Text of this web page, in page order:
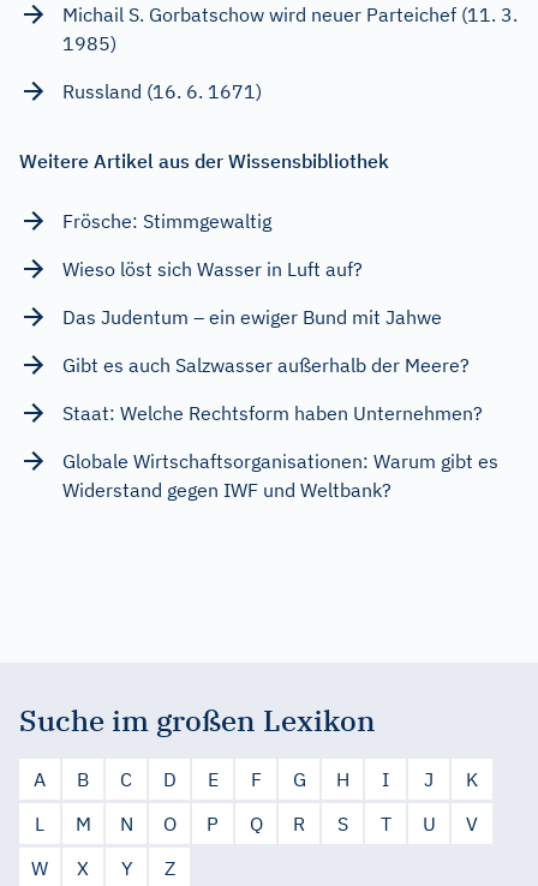
Michail S. Gorbatschow wird neuer Parteichef (11. 3.
1985)
Russland (16. 6. 1671)
Weitere Artikel aus der Wissensbibliothek
Frösche: Stimmgewaltig
Wieso löst sich Wasser in Luft auf?
Das Judentum – ein ewiger Bund mit Jahwe
Gibt es auch Salzwasser außerhalb der Meere?
Staat: Welche Rechtsform haben Unternehmen?
Globale Wirtschaftsorganisationen: Warum gibt es
Widerstand gegen IWF und Weltbank?
Suche im großen Lexikon
A B C D E F G H I J
K
L
M N O P Q R S T U
V
W
X Y Z